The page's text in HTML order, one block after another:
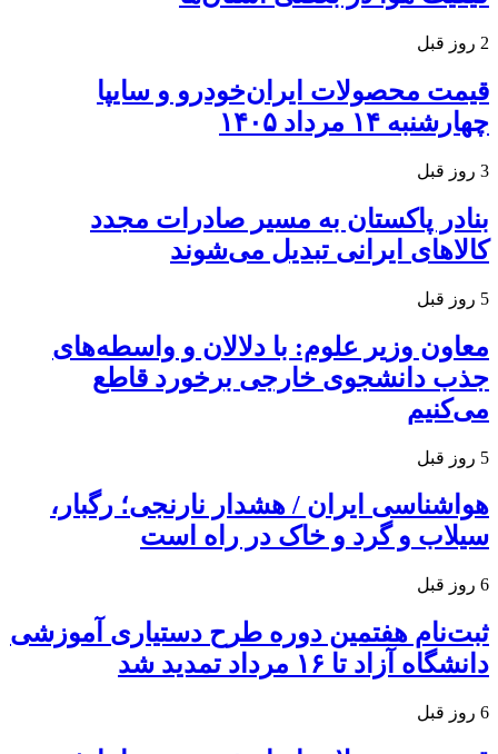
2 روز قبل
قیمت محصولات ایران‌خودرو و سایپا
چهارشنبه ۱۴ مرداد ۱۴۰۵
3 روز قبل
بنادر پاکستان به مسیر صادرات مجدد
کالاهای ایرانی تبدیل می‌شوند
5 روز قبل
معاون وزیر علوم: با دلالان و واسطه‌های
جذب دانشجوی خارجی برخورد قاطع
می‌کنیم
5 روز قبل
هواشناسی ایران / هشدار نارنجی؛ رگبار،
سیلاب و گرد و خاک در راه است
6 روز قبل
ثبت‌نام هفتمین دوره طرح دستیاری آموزشی
دانشگاه آزاد تا ۱۶ مرداد تمدید شد
6 روز قبل